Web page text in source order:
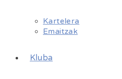
Kartelera
Emaitzak
Kluba